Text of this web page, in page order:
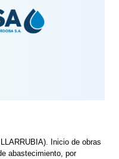
Inicio de obras
abastecimiento, por